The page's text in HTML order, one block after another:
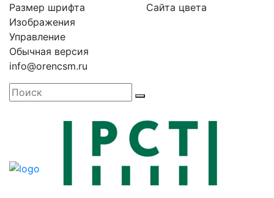
Размер шрифта
Сайта цвета
Изображения
Управление
Обычная версия
info@orencsm.ru